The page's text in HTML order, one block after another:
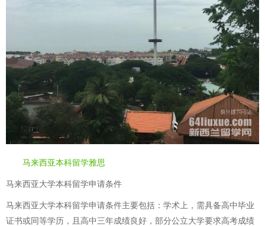
马来西亚本科留学雅思
马来西亚大学本科留学申请条件
马来西亚大学本科留学申请条件主要包括：学术上，需具备高中毕业
证书或同等学历，且高中三年成绩良好，部分公立大学要求高考成绩